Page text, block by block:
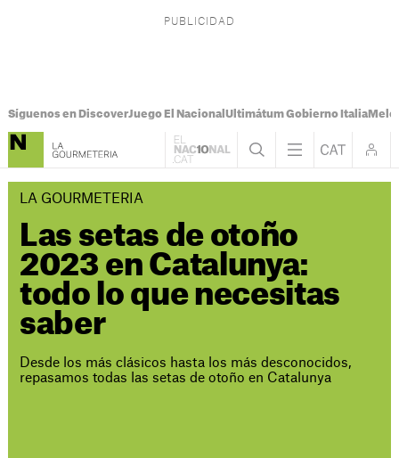
Síguenos en DiscoverJuego El Nacional Ultimátum Gobierno Italia
LA GOURMETERIA
Las setas de otoño
2023 en Catalunya:
todo lo que necesitas
saber
Desde los más clásicos hasta los más desconocidos,
repasamos todas las setas de otoño en Catalunya